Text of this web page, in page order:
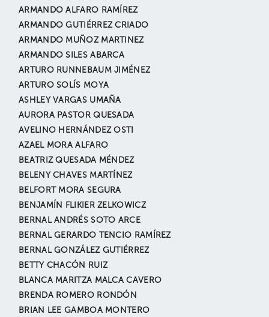
ARMANDO ALFARO RAMÍREZ
ARMANDO GUTIÉRREZ CRIADO
ARMANDO MUÑOZ MARTINEZ
ARMANDO SILES ABARCA
ARTURO RUNNEBAUM JIMÉNEZ
ARTURO SOLÍS MOYA
ASHLEY VARGAS UMAÑA
AURORA PASTOR QUESADA
AVELINO HERNÁNDEZ OSTI
AZAEL MORA ALFARO
BEATRIZ QUESADA MÉNDEZ
BELENY CHAVES MARTÍNEZ
BELFORT MORA SEGURA
BENJAMÍN FLIKIER ZELKOWICZ
BERNAL ANDRÉS SOTO ARCE
BERNAL GERARDO TENCIO RAMÍREZ
BERNAL GONZÁLEZ GUTIÉRREZ
BETTY CHACÓN RUIZ
BLANCA MARITZA MALCA CAVERO
BRENDA ROMERO RONDÓN
BRIAN LEE GAMBOA MONTERO